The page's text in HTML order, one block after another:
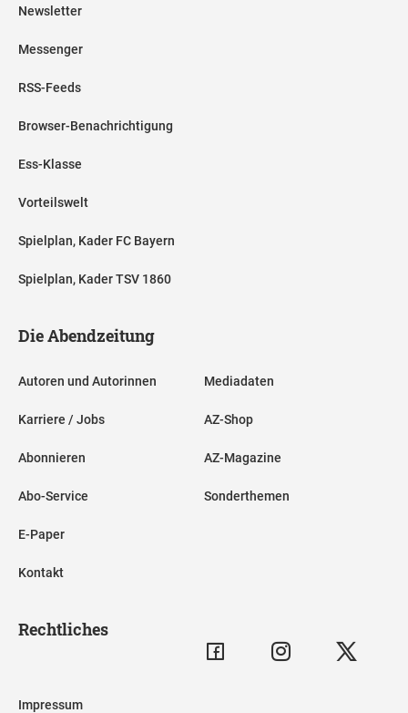
Newsletter
Messenger
RSS-Feeds
Browser-Benachrichtigung
Ess-Klasse
Vorteilswelt
Spielplan, Kader FC Bayern
Spielplan, Kader TSV 1860
Die Abendzeitung
Autoren und Autorinnen
Karriere / Jobs
Abonnieren
Abo-Service
E-Paper
Kontakt
Mediadaten
AZ-Shop
AZ-Magazine
Sonderthemen
Rechtliches
Impressum